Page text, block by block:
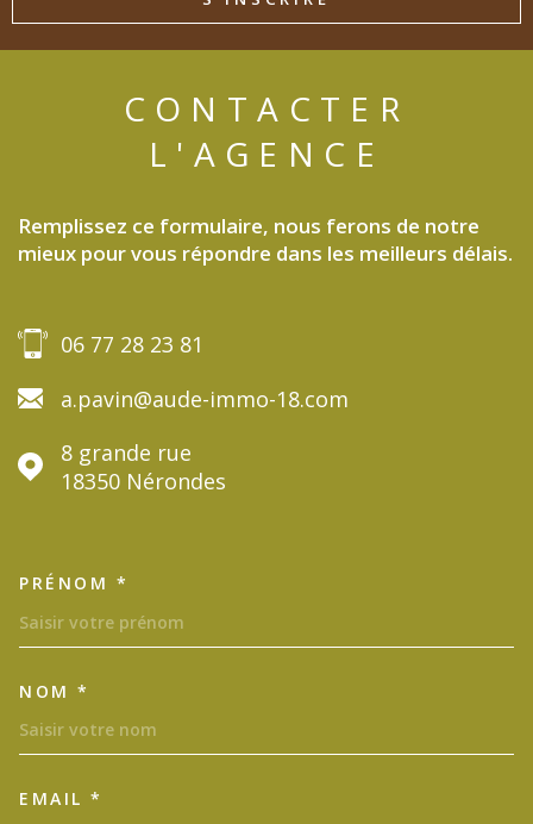
CONTACTER
L'AGENCE
Remplissez ce formulaire, nous ferons de notre
mieux pour vous répondre dans les meilleurs délais.
06 77 28 23 81
a.pavin@aude-immo-18.com
8 grande rue
18350
Nérondes
PRÉNOM *
NOM *
EMAIL *